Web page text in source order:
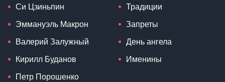
Си Цзиньпин
Эммануэль Макрон
Валерий Залужный
Кирилл Буданов
Петр Порошенко
Традиции
Запреты
День ангела
Именины